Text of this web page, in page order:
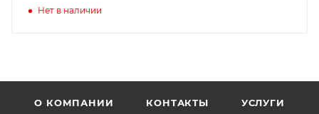
Нет в наличии
О КОМПАНИИ КОНТАКТЫ УСЛУГИ